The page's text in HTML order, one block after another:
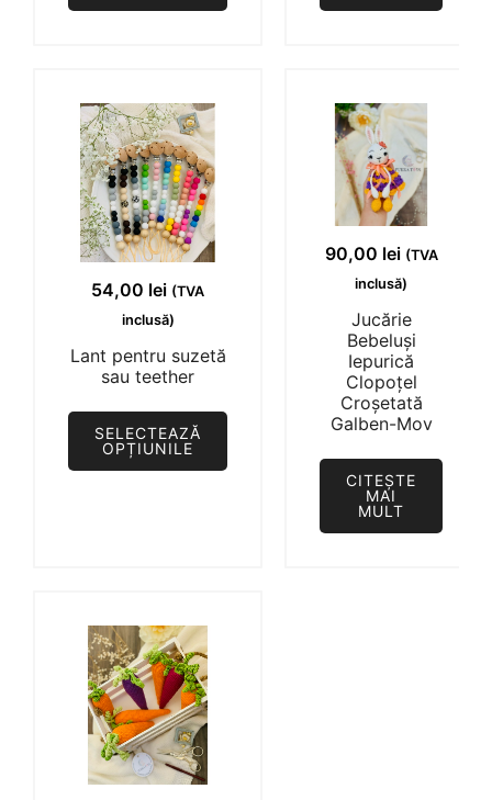
54,00 lei (TVA
inclusă)
Lant pentru suzetă
sau teether
SELECTEAZĂ
OPȚIUNILE
Acest
are
90,00 lei (TVA
inclusă)
Jucărie
Bebeluși
Iepurică
Clopoțel
Croșetată
Galben-Mov
CITEȘTE
MAI
MULT